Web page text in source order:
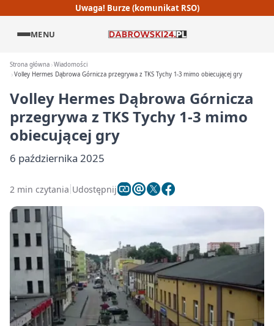
Uwaga! Burze (komunikat RSO)
MENU
Strona główna Wiadomości
Volley Hermes Dąbrowa Górnicza przegrywa z TKS Tychy 1-3 mimo obiecującej gry
Volley Hermes Dąbrowa Górnicza
przegrywa z TKS Tychy 1-3 mimo
obiecującej gry
6 października 2025
2 min czytania Udostępnij